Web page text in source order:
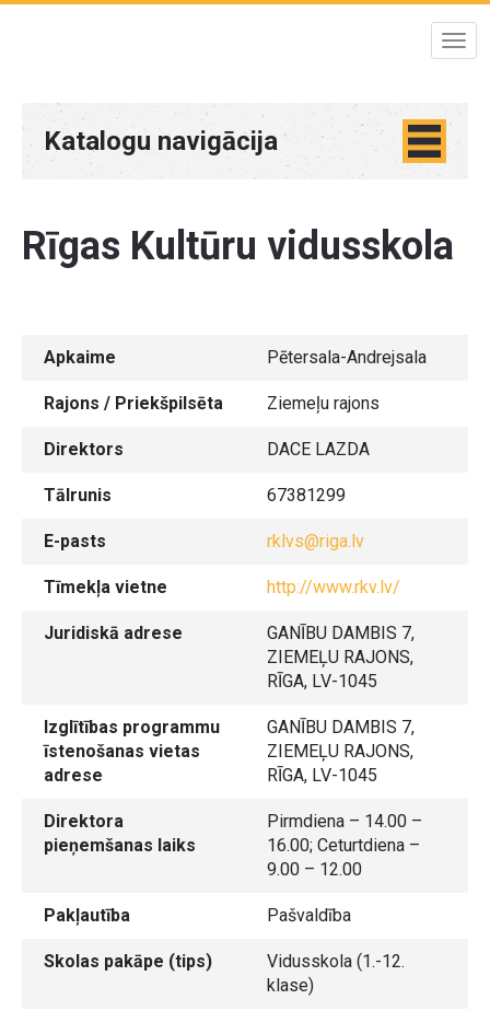
Katalogu navigācija
Rīgas Kultūru vidusskola
Apkaime Pētersala-Andrejsala
Rajons / Priekšpilsēta Ziemeļu rajons
Direktors DACE LAZDA
Tālrunis 67381299
E-pasts rklvs@riga.lv
Tīmekļa vietne http://www.rkv.lv/
Juridiskā adrese
GANĪBU DAMBIS 7,
ZIEMEĻU RAJONS,
RĪGA, LV-1045
Izglītības programmu
īstenošanas vietas
adrese
GANĪBU DAMBIS 7,
ZIEMEĻU RAJONS,
RĪGA, LV-1045
Direktora
pieņemšanas laiks
Pirmdiena – 14.00 –
16.00; Ceturtdiena –
9.00 – 12.00
Pakļautība Pašvaldība
Skolas pakāpe (tips)
Vidusskola (1.-12.
klase)